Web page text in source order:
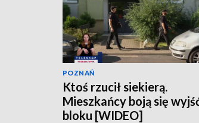
POZNAŃ
Ktoś rzucił siekierą.
Mieszkańcy boją się
bloku [WIDEO]